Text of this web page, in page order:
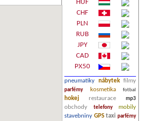
HUF
CHF
PLN
RUB
JPY
CAD
PX50
pneumatiky nábytek filmy
parfémy kosmetika fotbal
hokej restaurace mp3
obchody telefony
mobily
stavebniny GPS taxi parfémy